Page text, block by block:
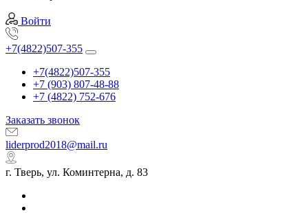
Войти
+7(4822)507-355
+7(4822)507-355
+7 (903) 807-48-88
+7 (4822) 752-676
Заказать звонок
liderprod2018@mail.ru
г. Тверь, ул. Коминтерна, д. 83